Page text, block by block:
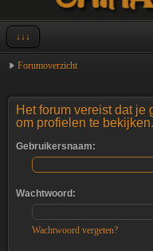
↓↓↓
Forumoverzicht
Het forum vereist dat je
om profielen te bekijken.
Gebruikersnaam:
Wachtwoord:
Wachtwoord vergeten?